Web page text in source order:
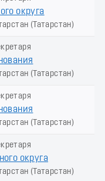
округа
(Татарстан)
(Татарстан)
(Татарстан)
округа
(Татарстан)